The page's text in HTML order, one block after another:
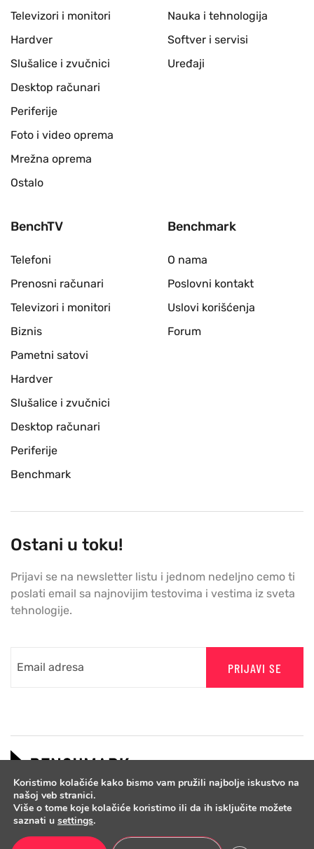
Televizori i monitori
Hardver
Slušalice i zvučnici
Desktop računari
Periferije
Foto i video oprema
Mrežna oprema
Ostalo
Nauka i tehnologija
Softver i servisi
Uređaji
BenchTV
Telefoni
Prenosni računari
Televizori i monitori
Biznis
Pametni satovi
Hardver
Slušalice i zvučnici
Desktop računari
Periferije
Benchmark
Benchmark
O nama
Poslovni kontakt
Uslovi korišćenja
Forum
Ostani u toku!
Prijavi se na newsletter listu i jednom nedeljno cemo ti
poslati email sa najnovijim testovima i vestima iz sveta
tehnologije.
PRIJAVI SE
Koristimo kolačiće kako bismo vam pružili najbolje iskustvo na
našoj veb stranici.
Više o tome koje kolačiće koristimo ili da ih isključite možete
saznati u settings.